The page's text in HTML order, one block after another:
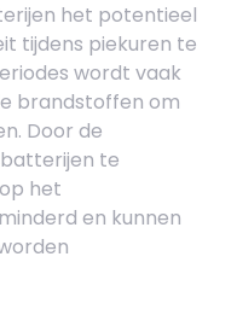
het potentieel
tijdens piekuren te
wordt vaak
brandstoffen om
Door de
te
het
en kunnen